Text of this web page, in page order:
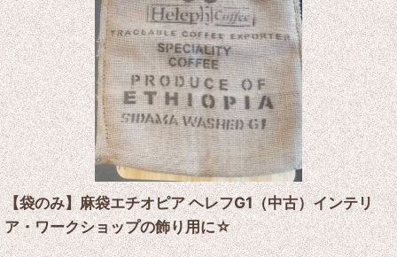
【袋のみ】麻袋エチオピア ヘレフG1（中古）インテリ
ア・ワークショップの飾り用に☆